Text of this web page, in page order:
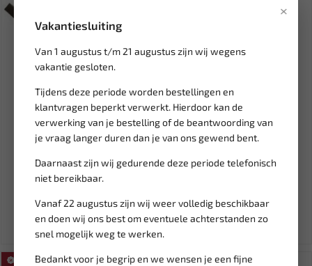
×
Vakantiesluiting
Van 1 augustus t/m 21 augustus zijn wij wegens
vakantie gesloten.
Tijdens deze periode worden bestellingen en
klantvragen beperkt verwerkt. Hierdoor kan de
verwerking van je bestelling of de beantwoording van
je vraag langer duren dan je van ons gewend bent.
Daarnaast zijn wij gedurende deze periode telefonisch
niet bereikbaar.
Vanaf 22 augustus zijn wij weer volledig beschikbaar
en doen wij ons best om eventuele achterstanden zo
snel mogelijk weg te werken.
Bedankt voor je begrip en we wensen je een fijne
Leverbaar
FORCE Fuseevork 400 mm
628400
Ex. btw: € 13,18
Leverbaar
FORCE Dubbelzijdig flexibel
vijlblad 12 tanden per...
Ex. btw: € 50,11
SALE!